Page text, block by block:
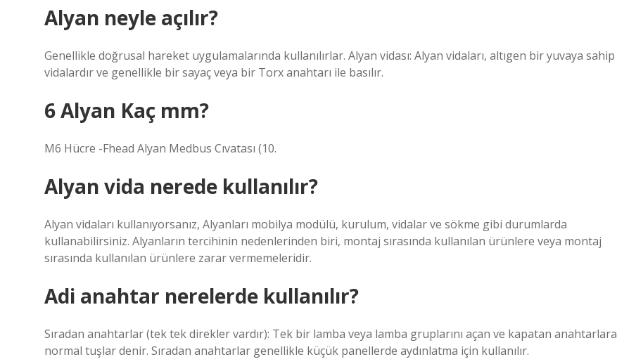
Alyan neyle açılır?
Genellikle doğrusal hareket uygulamalarında kullanılırlar. Alyan vidası: Alyan vidaları, altıgen bir yuvaya sahip
vidalardır ve genellikle bir sayaç veya bir Torx anahtarı ile basılır.
6 Alyan Kaç mm?
M6 Hücre -Fhead Alyan Medbus Cıvatası (10.
Alyan vida nerede kullanılır?
Alyan vidaları kullanıyorsanız, Alyanları mobilya modülü, kurulum, vidalar ve sökme gibi durumlarda
kullanabilirsiniz. Alyanların tercihinin nedenlerinden biri, montaj sırasında kullanılan ürünlere veya montaj
sırasında kullanılan ürünlere zarar vermemeleridir.
Adi anahtar nerelerde kullanılır?
Sıradan anahtarlar (tek tek direkler vardır): Tek bir lamba veya lamba gruplarını açan ve kapatan anahtarlara
normal tuşlar denir. Sıradan anahtarlar genellikle küçük panellerde aydınlatma için kullanılır.